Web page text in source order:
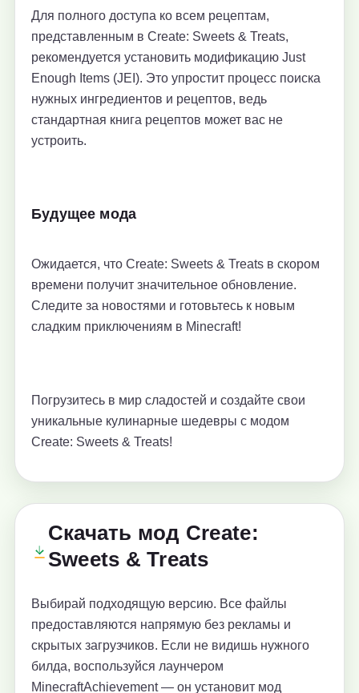
Для полного доступа ко всем рецептам,
представленным в Create: Sweets & Treats,
рекомендуется установить модификацию Just
Enough Items (JEI). Это упростит процесс поиска
нужных ингредиентов и рецептов, ведь
стандартная книга рецептов может вас не
устроить.
Будущее мода
Ожидается, что Create: Sweets & Treats в скором
времени получит значительное обновление.
Следите за новостями и готовьтесь к новым
сладким приключениям в Minecraft!
Погрузитесь в мир сладостей и создайте свои
уникальные кулинарные шедевры с модом
Create: Sweets & Treats!
Скачать мод Create:
Sweets & Treats
Выбирай подходящую версию. Все файлы
предоставляются напрямую без рекламы и
скрытых загрузчиков. Если не видишь нужного
билда, воспользуйся лаунчером
MinecraftAchievement — он установит мод